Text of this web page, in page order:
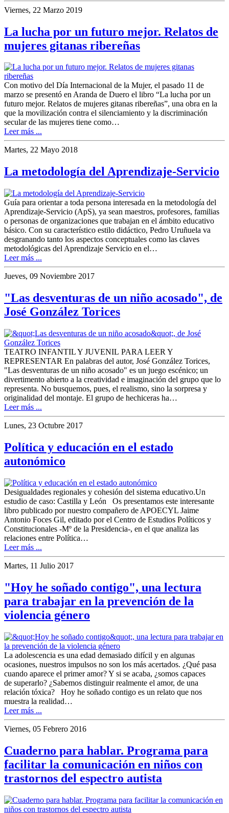
Viernes, 22 Marzo 2019
La lucha por un futuro mejor. Relatos de
mujeres gitanas ribereñas
Con motivo del Día Internacional de la Mujer, el pasado 11 de
marzo se presentó en Aranda de Duero el libro “La lucha por un
futuro mejor. Relatos de mujeres gitanas ribereñas”, una obra en la
que la movilización contra el silenciamiento y la discriminación
secular de las mujeres tiene como…
Leer más ...
Martes, 22 Mayo 2018
La metodología del Aprendizaje-Servicio
Guía para orientar a toda persona interesa­da en la metodología del
Aprendizaje-Servicio (ApS), ya sean maestros, profesores, familias
o personas de organizaciones que trabajan en el ámbito educativo
básico. Con su característico estilo didáctico, Pedro Uruñuela va
desgranando tanto los aspectos conceptuales como las claves
metodológicas del Aprendizaje Servicio en el…
Leer más ...
Jueves, 09 Noviembre 2017
"Las desventuras de un niño acosado", de
José González Torices
TEATRO INFANTIL Y JUVENIL PARA LEER Y
REPRESENTAR En palabras del autor, José González Torices,
"Las desventuras de un niño acosado" es un juego escénico; un
divertimento abierto a la creatividad e imaginación del grupo que lo
representa. No busquemos, pues, el realismo, sino la sorpresa y
originalidad del montaje. El grupo de hechiceras ha…
Leer más ...
Lunes, 23 Octubre 2017
Política y educación en el estado
autonómico
Desigualdades regionales y cohesión del sistema educativo.Un
estudio de caso: Castilla y León Os presentamos este interesante
libro publicado por nuestro compañero de APOECYL Jaime
Antonio Foces Gil, editado por el Centro de Estudios Políticos y
Constitucionales -Mº de la Presidencia-, en el que analiza las
relaciones entre Política…
Leer más ...
Martes, 11 Julio 2017
"Hoy he soñado contigo", una lectura
para trabajar en la prevención de la
violencia género
La adolescencia es una edad demasiado difícil y en algunas
ocasiones, nuestros impulsos no son los más acertados. ¿Qué pasa
cuando aparece el primer amor? Y si se acaba, ¿somos capaces
de superarlo? ¿Sabemos distinguir realmente el amor, de una
relación tóxica? Hoy he soñado contigo es un relato que nos
muestra la realidad…
Leer más ...
Viernes, 05 Febrero 2016
Cuaderno para hablar. Programa para
facilitar la comunicación en niños con
trastornos del espectro autista